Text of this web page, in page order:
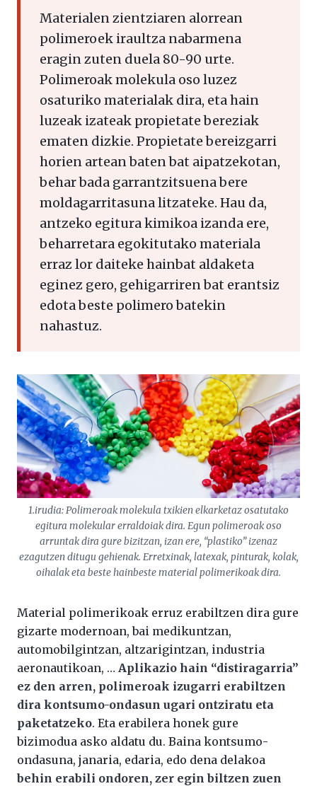
Materialen zientziaren alorrean
polimeroek iraultza nabarmena
eragin zuten duela 80-90 urte.
Polimeroak molekula oso luzez
osaturiko materialak dira, eta hain
luzeak izateak propietate bereziak
ematen dizkie. Propietate bereizgarri
horien artean baten bat aipatzekotan,
behar bada garrantzitsuena bere
moldagarritasuna litzateke. Hau da,
antzeko egitura kimikoa izanda ere,
beharretara egokitutako materiala
erraz lor daiteke hainbat aldaketa
eginez gero, gehigarriren bat erantsiz
edota beste polimero batekin
nahastuz.
1.irudia: Polimeroak molekula txikien elkarketaz osatutako
egitura molekular erraldoiak dira. Egun polimeroak oso
arruntak dira gure bizitzan, izan ere, “plastiko” izenaz
ezagutzen ditugu gehienak. Erretxinak, latexak, pinturak, kolak,
oihalak eta beste hainbeste material polimerikoak dira.
Material polimerikoak erruz erabiltzen dira gure
gizarte modernoan, bai medikuntzan,
automobilgintzan, altzarigintzan, industria
aeronautikoan, … Aplikazio hain “distiragarria”
ez den arren, polimeroak izugarri erabiltzen
dira kontsumo-ondasun ugari ontziratu eta
paketatzeko. Eta erabilera honek gure
bizimodua asko aldatu du. Baina kontsumo-
ondasuna, janaria, edaria, edo dena delakoa
behin erabili ondoren, zer egin biltzen zuen